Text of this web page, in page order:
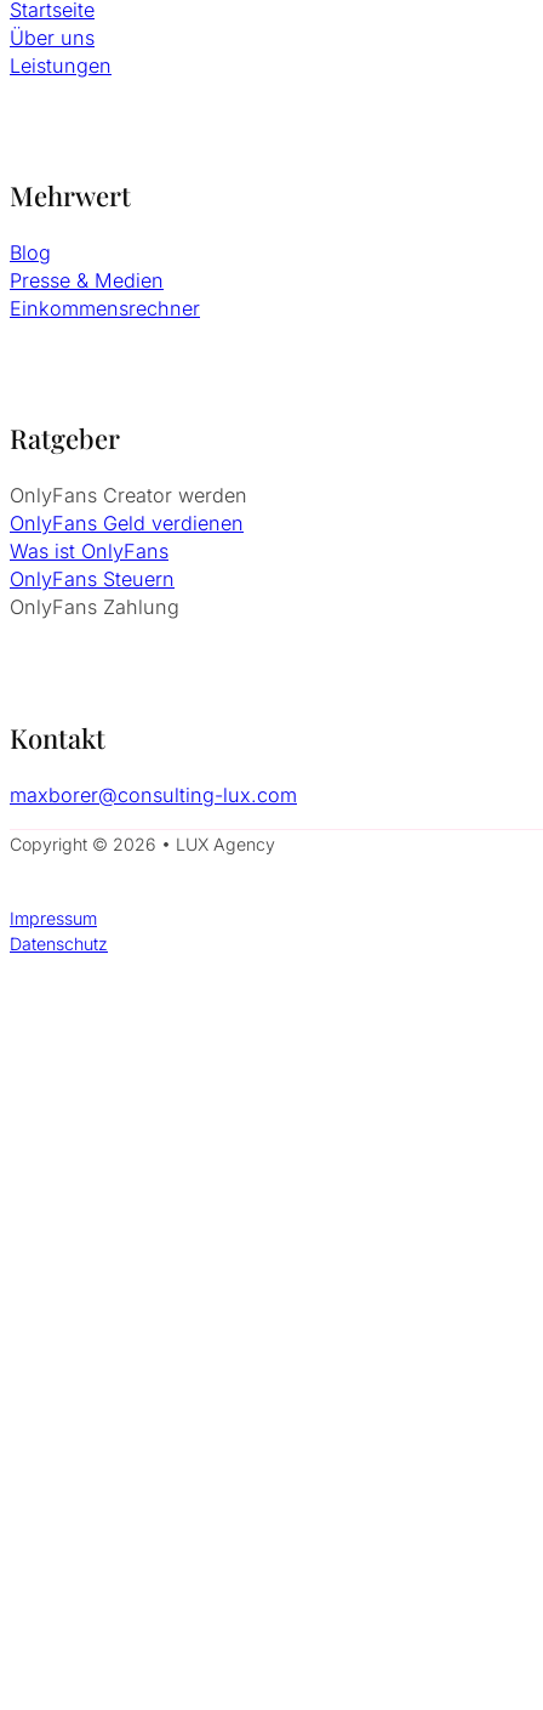
Startseite
Über uns
Leistungen
Mehrwert
Blog
Presse & Medien
Einkommensrechner
Ratgeber
OnlyFans Creator werden
OnlyFans Geld verdienen
Was ist OnlyFans
OnlyFans Steuern
OnlyFans Zahlung
Kontakt
maxborer@consulting-lux.com
Copyright © 2026 • LUX Agency
Impressum
Datenschutz